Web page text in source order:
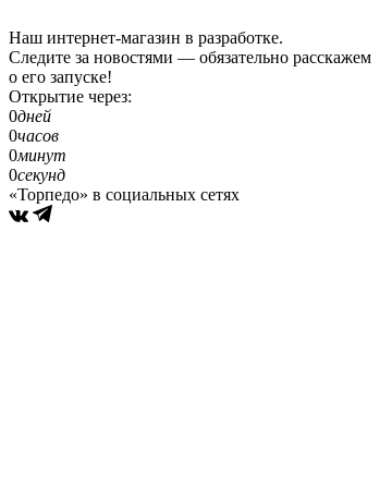
Наш интернет-магазин в разработке.
Следите за новостями — обязательно расскажем
о его запуске!
Открытие через:
0дней
0часов
0минут
0секунд
«Торпедо» в социальных сетях